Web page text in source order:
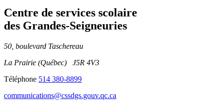
Centre de services scolaire
des Grandes‑Seigneuries
50, boulevard Taschereau
La Prairie (Québec) J5R 4V3
Téléphone 514 380-8899
communications@cssdgs.gouv.qc.ca